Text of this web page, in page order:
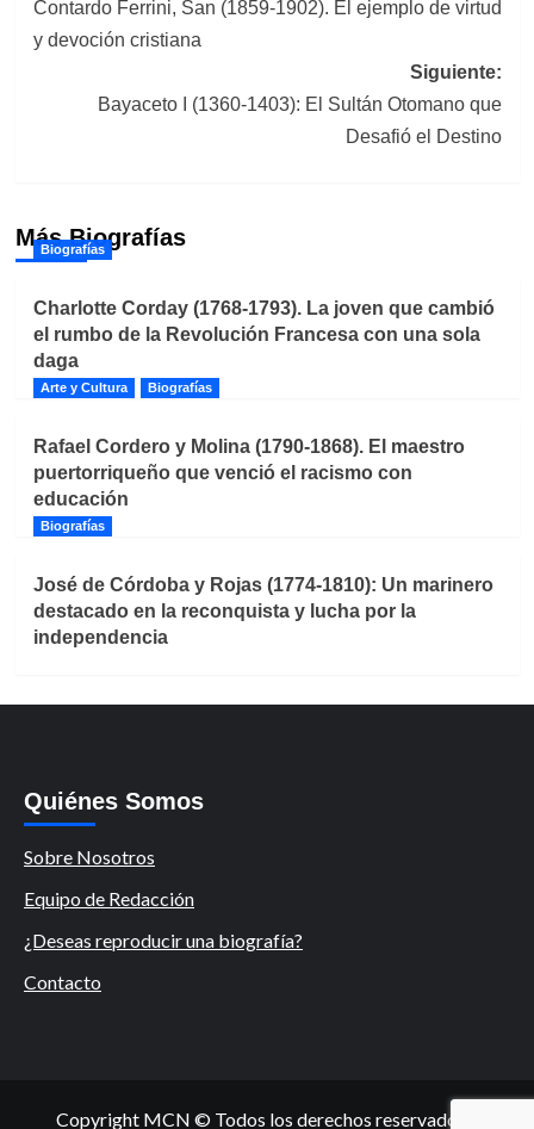
de
entradas
Contardo Ferrini, San (1859-1902). El ejemplo de virtud
y devoción cristiana
Siguiente:
Bayaceto I (1360-1403): El Sultán Otomano que
Desafió el Destino
Más Biografías
Biografías
Charlotte Corday (1768-1793). La joven que cambió
el rumbo de la Revolución Francesa con una sola
daga
Arte y Cultura Biografías
Rafael Cordero y Molina (1790-1868). El maestro
puertorriqueño que venció el racismo con
educación
Biografías
José de Córdoba y Rojas (1774-1810): Un marinero
destacado en la reconquista y lucha por la
independencia
Quiénes Somos
Sobre Nosotros
Equipo de Redacción
¿Deseas reproducir una biografía?
Contacto
Copyright MCN © Todos los derechos reservados.